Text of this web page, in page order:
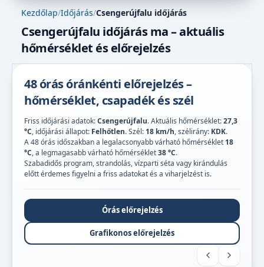
Kezdőlap/Időjárás/Csengerújfalu időjárás
Csengerújfalu időjárás ma – aktuális
hőmérséklet és előrejelzés
48 órás óránkénti előrejelzés –
hőmérséklet, csapadék és szél
Friss időjárási adatok:Csengerújfalu. Aktuális hőmérséklet:27,3
°C, időjárási állapot: Felhőtlen. Szél: 18 km/h, szélirány: KDK.
A 48 órás időszakban a legalacsonyabb várható hőmérséklet 18
°C, a legmagasabb várható hőmérséklet38 °C.
Szabadidős program, strandolás, vízparti séta vagy kirándulás
előtt érdemes figyelni a friss adatokat és a viharjelzést is.
Órás előrejelzés
Grafikonos előrejelzés